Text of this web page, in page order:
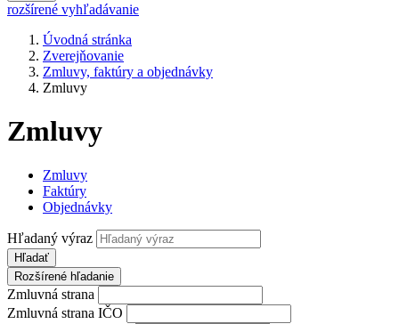
rozšírené vyhľadávanie
Úvodná stránka
Zverejňovanie
Zmluvy, faktúry a objednávky
Zmluvy
Zmluvy
Zmluvy
Faktúry
Objednávky
Hľadaný výraz
Hľadať
Rozšírené hľadanie
Zmluvná strana
Zmluvná strana IČO